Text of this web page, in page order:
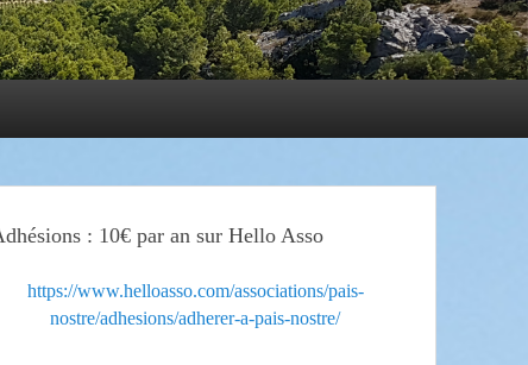
: 10€ par an sur Hello Asso
https://www.helloasso.com/associations/pais-
nostre/adhesions/adherer-a-pais-nostre/